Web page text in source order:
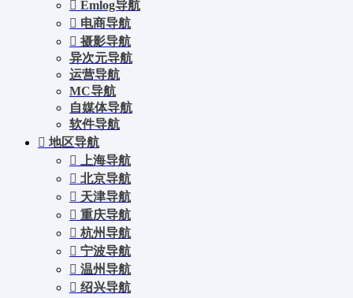
Emlog导航
电商导航
摄影导航
异次元导航
运营导航
MC导航
自媒体导航
软件导航
地区导航
上海导航
北京导航
天津导航
重庆导航
杭州导航
宁波导航
温州导航
绍兴导航